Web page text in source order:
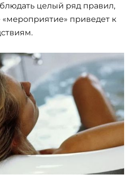
целый ряд правил,
приведет к